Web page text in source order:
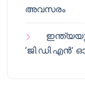
അവസരം
‘ജി.ഡി.എൻ’